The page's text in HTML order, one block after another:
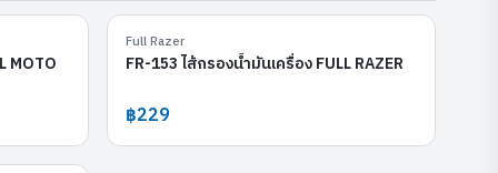
MOTO
Full Razer
FR-153 ไส้กรองน้ำมันเครื่อง FULL RAZER
฿229